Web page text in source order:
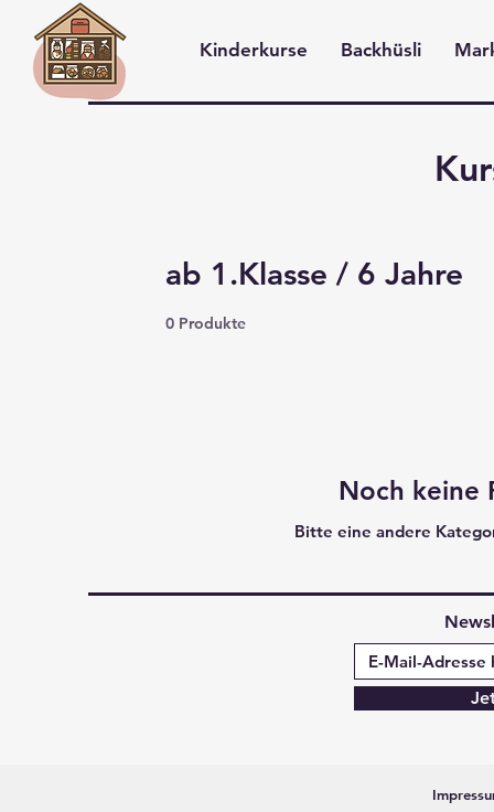
Anmelden
Kinderkurse Backhüsli
ab 1.Klasse / 6 Jahre
0 Produkte
Noch keine
Bitte eine andere